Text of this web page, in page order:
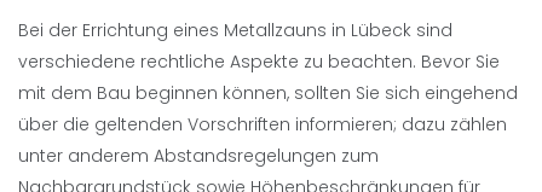
Bei der Errichtung eines Metallzauns in Lübeck sind
verschiedene rechtliche Aspekte zu beachten. Bevor Sie
mit dem Bau beginnen können, sollten Sie sich eingehend
über die geltenden Vorschriften informieren; dazu zählen
unter anderem Abstandsregelungen zum
Nachbargrundstück sowie Höhenbeschränkungen für